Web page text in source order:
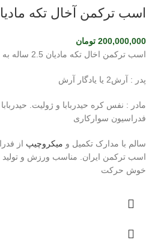
اسب ترکمن آخال تکه
200,000,000 تومان
اسب ترکمن اخال تکه مادیان 2.5 ساله به رنگ کهر
پدر : آرش2 یا یادگار آرش
مادر : نفس کره حیدربابا و ژولیت.
فدراسیون سوارکاری
سالم با مدارک تکمیل و میکروچیپ از
اسب ترکمن ایران. مناسب ورزش و تولید
خوش حرکت